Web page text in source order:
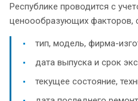
Республике проводится с
ценоообразующих факторов,
тип, модель, фирма-
дата выпуска и срок
текущее состояние,